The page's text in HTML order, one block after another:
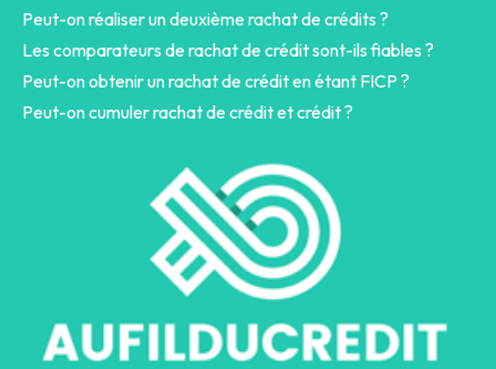
Peut-on réaliser un deuxième rachat de crédits ?
Les comparateurs de rachat de crédit sont-ils fiables ?
Peut-on obtenir un rachat de crédit en étant FICP ?
Peut-on cumuler rachat de crédit et crédit ?